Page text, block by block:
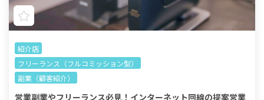
紹介店
フリーランス（フルコミッション型）
副業（顧客紹介）
営業副業やフリーランス必見！インターネット回線の提案営業